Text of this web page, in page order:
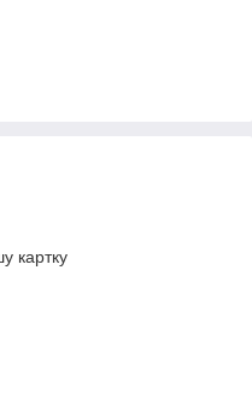
картку